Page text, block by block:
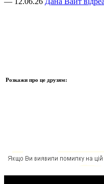
Розкажи про це друзям: